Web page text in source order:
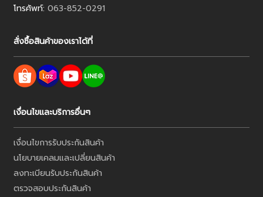
โทรศัพท์: 063-852-0291
สั่งซื้อสินค้าของเราได้ที่
เงื่อนไขและบริการอื่นๆ
เงื่อนไขการรับประกันสินค้า
นโยบายเคลมและเปลี่ยนสินค้า
ลงทะเบียนรับประกันสินค้า
ตรวจสอบประกันสินค้า